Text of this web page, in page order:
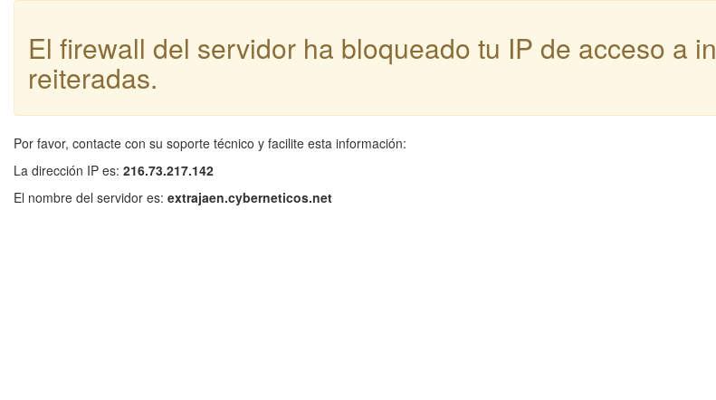
El firewall del servidor ha bloqueado tu IP de acceso a
reiteradas.
Por favor, contacte con su soporte técnico y facilite esta información:
La dirección IP es: 216.73.217.142
El nombre del servidor es: extrajaen.cyberneticos.net